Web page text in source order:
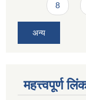
8
अन्य
महत्त्वपूर्ण